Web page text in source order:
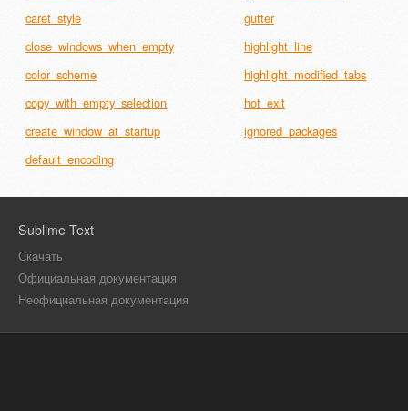
caret_style
gutter
close_windows_when_empty
highlight_line
color_scheme
highlight_modified_tabs
copy_with_empty_selection
hot_exit
create_window_at_startup
ignored_packages
default_encoding
Sublime Text
Скачать
Официальная документация
Неофициальная документация